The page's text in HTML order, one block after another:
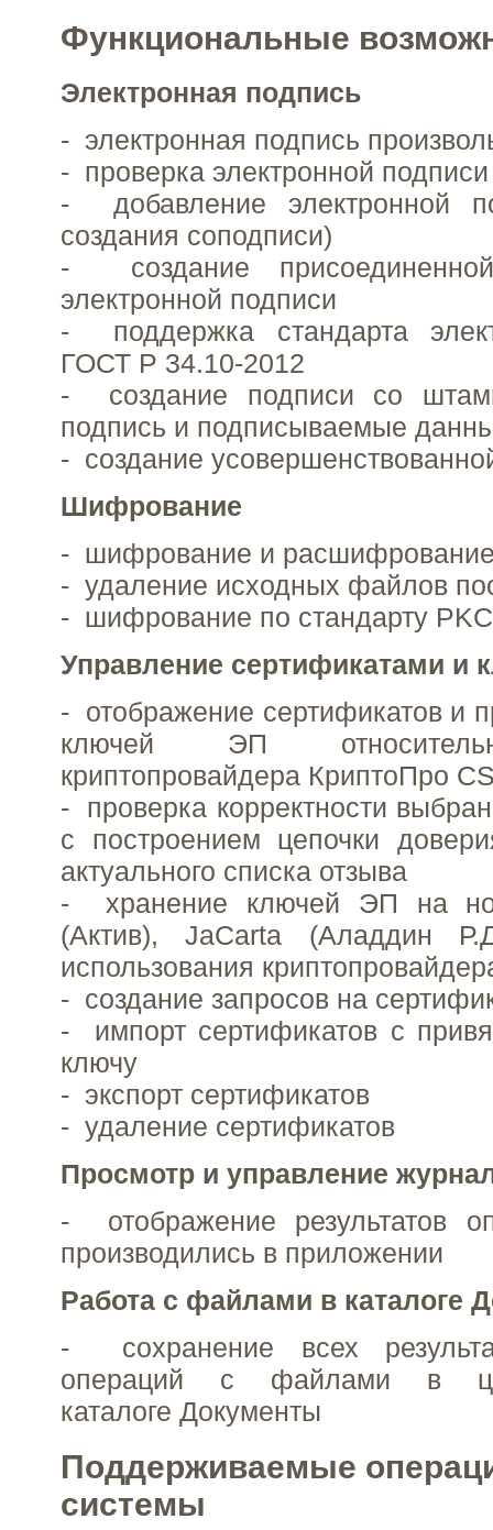
Функциональные
Электронная подпись
- электронная подпись
- проверка электронной
- добавление электронной
создания соподписи)
- создание
электронной подписи
- поддержка стандарта
ГОСТ Р 34.10-2012
- создание подписи со
подпись и подписываемые
- создание
Шифрование
- шифрование и
- удаление исходных файлов
- шифрование по стандарту
Управление сертификатами и
- отображение сертификатов и
ключей ЭП
криптопровайдера КриптоПро
- проверка корректности
с построением цепочки
актуального списка отзыва
- хранение ключей ЭП на
(Актив), JaCarta (Аладдин
использования
- создание запросов на
- импорт сертификатов с
ключу
- экспорт сертификатов
- удаление сертификатов
Просмотр и управление
- отображение результатов
производились в приложении
Работа с файлами в каталоге
- сохранение всех
операций с файлами в
каталоге Документы
Поддерживаемые
системы